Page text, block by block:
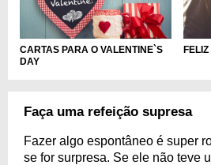
CARTAS PARA O VALENTINE`S
DAY
Faça uma refeição supresa
Fazer algo espontâneo é super
se for surpresa. Se ele não teve